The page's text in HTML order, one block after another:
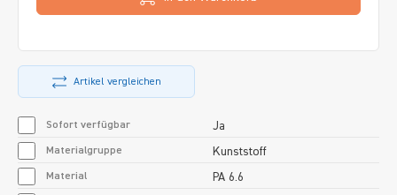
Artikel vergleichen
Sofort verfügbar Ja
Materialgruppe Kunststoff
Material PA 6.6